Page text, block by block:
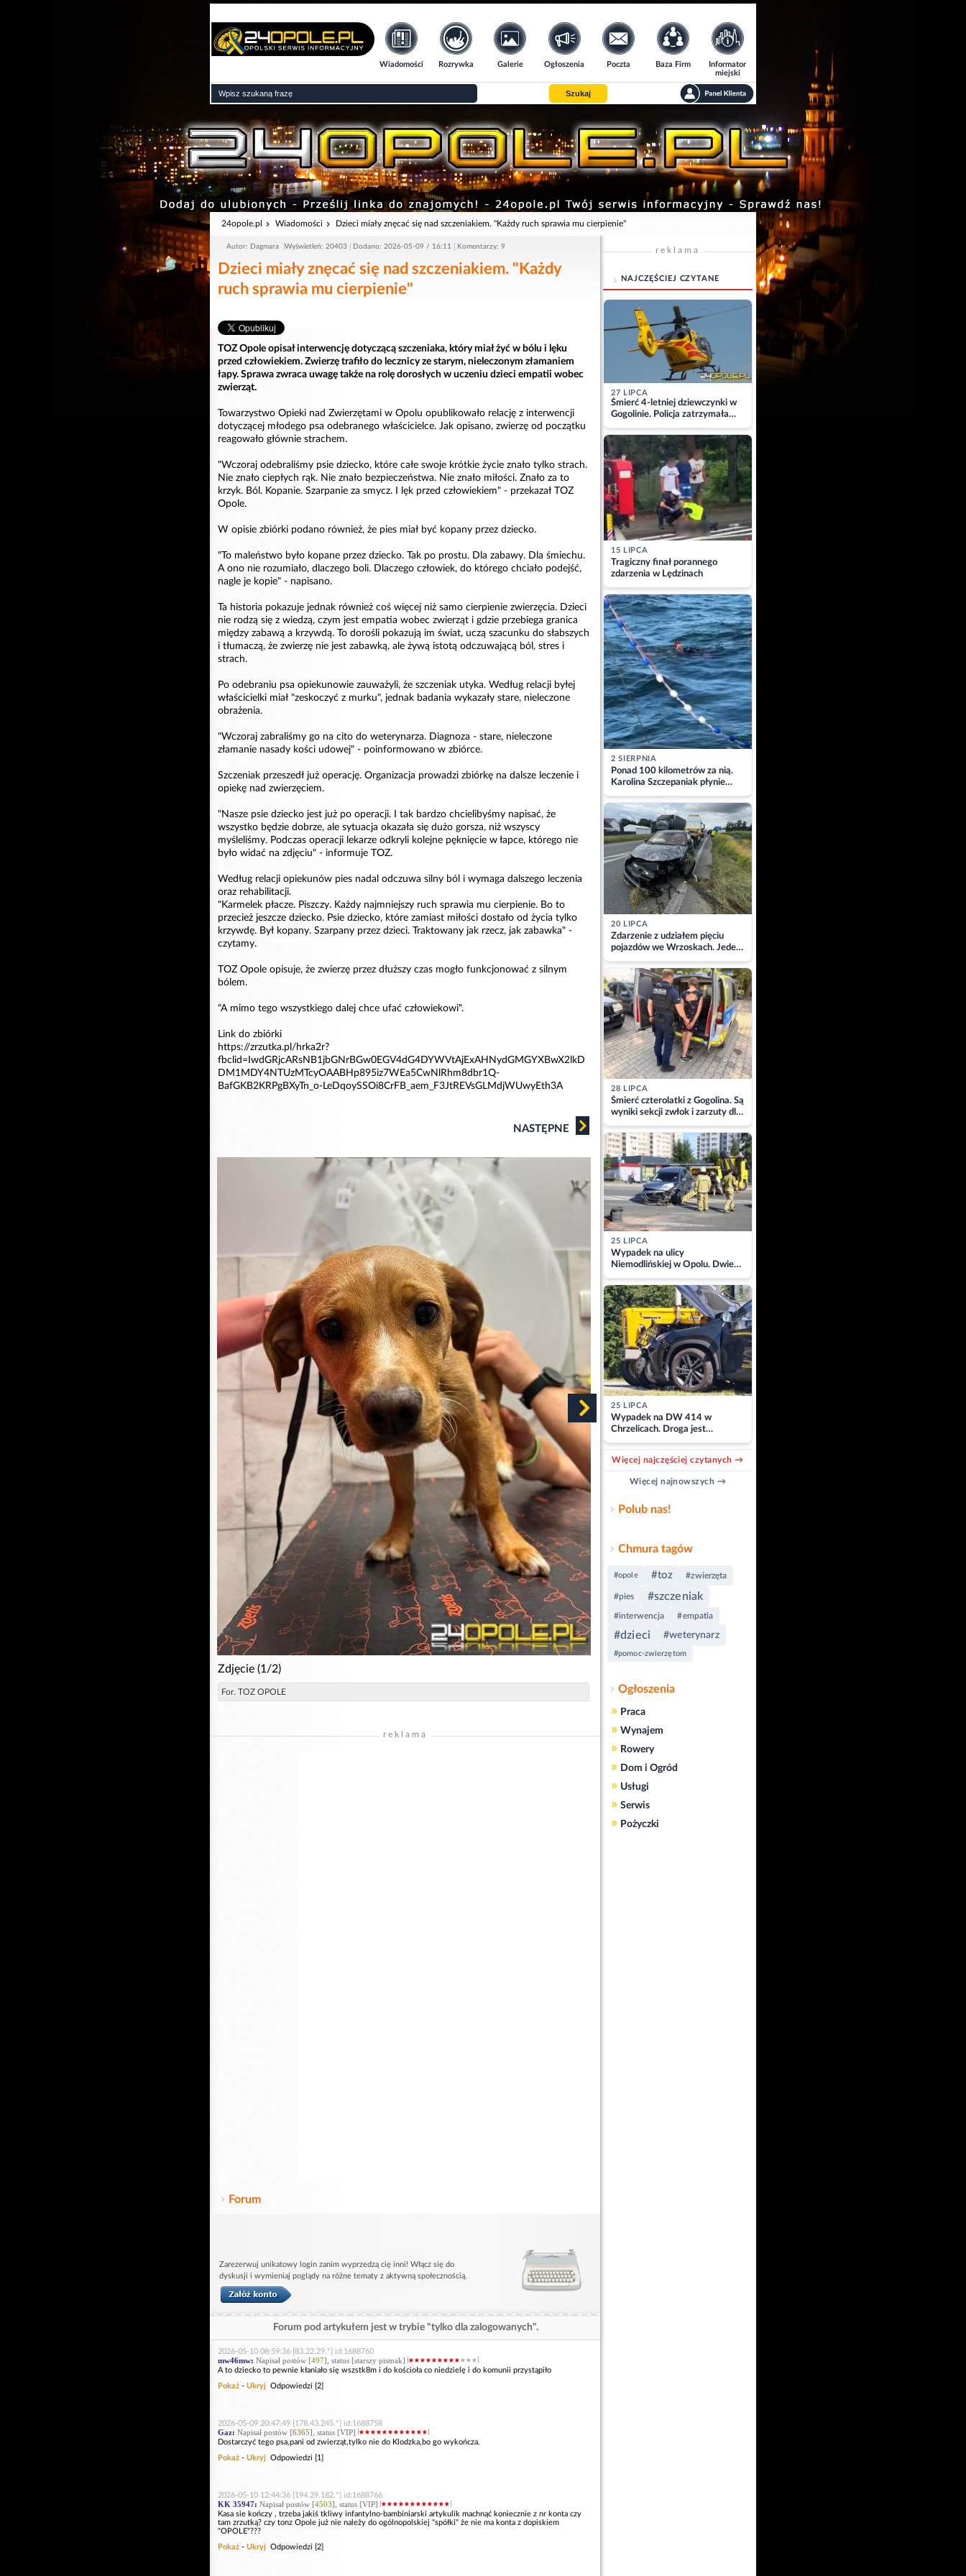
Wiadomości Rozrywka Galerie Ogłoszenia Poczta Baza Firm
Informator
miejski
Szukaj
24opole.pl Wiadomości Dzieci miały znęcać się nad szczeniakiem. "Każdy ruch sprawia mu cierpienie"
Autor: Dagmara Wyświetleń: 20403 Dodano: 2026-05-09 / 16:11 Komentarzy: 9
Dzieci miały znęcać się nad szczeniakiem. "Każdy
ruch sprawia mu cierpienie"
TOZ Opole opisał interwencję dotyczącą szczeniaka, który miał żyć w bólu i lęku
przed człowiekiem. Zwierzę trafiło do lecznicy ze starym, nieleczonym złamaniem
łapy. Sprawa zwraca uwagę także na rolę dorosłych w uczeniu dzieci empatii wobec
zwierząt.
Towarzystwo Opieki nad Zwierzętami w Opolu opublikowało relację z interwencji
dotyczącej młodego psa odebranego właścicielce. Jak opisano, zwierzę od początku
reagowało głównie strachem.
"Wczoraj odebraliśmy psie dziecko, które całe swoje krótkie życie znało tylko strach.
Nie znało ciepłych rąk. Nie znało bezpieczeństwa. Nie znało miłości. Znało za to
krzyk. Ból. Kopanie. Szarpanie za smycz. I lęk przed człowiekiem" - przekazał TOZ
Opole.
W opisie zbiórki podano również, że pies miał być kopany przez dziecko.
"To maleństwo było kopane przez dziecko. Tak po prostu. Dla zabawy. Dla śmiechu.
A ono nie rozumiało, dlaczego boli. Dlaczego człowiek, do którego chciało podejść,
nagle je kopie" - napisano.
Ta historia pokazuje jednak również coś więcej niż samo cierpienie zwierzęcia. Dzieci
nie rodzą się z wiedzą, czym jest empatia wobec zwierząt i gdzie przebiega granica
między zabawą a krzywdą. To dorośli pokazują im świat, uczą szacunku do słabszych
i tłumaczą, że zwierzę nie jest zabawką, ale żywą istotą odczuwającą ból, stres i
strach.
Po odebraniu psa opiekunowie zauważyli, że szczeniak utyka. Według relacji byłej
właścicielki miał "zeskoczyć z murku", jednak badania wykazały stare, nieleczone
obrażenia.
"Wczoraj zabraliśmy go na cito do weterynarza. Diagnoza - stare, nieleczone
złamanie nasady kości udowej" - poinformowano w zbiórce.
Szczeniak przeszedł już operację. Organizacja prowadzi zbiórkę na dalsze leczenie i
opiekę nad zwierzęciem.
"Nasze psie dziecko jest już po operacji. I tak bardzo chcielibyśmy napisać, że
wszystko będzie dobrze, ale sytuacja okazała się dużo gorsza, niż wszyscy
myśleliśmy. Podczas operacji lekarze odkryli kolejne pęknięcie w łapce, którego nie
było widać na zdjęciu" - informuje TOZ.
Według relacji opiekunów pies nadal odczuwa silny ból i wymaga dalszego leczenia
oraz rehabilitacji.
"Karmelek płacze. Piszczy. Każdy najmniejszy ruch sprawia mu cierpienie. Bo to
przecież jeszcze dziecko. Psie dziecko, które zamiast miłości dostało od życia tylko
krzywdę. Był kopany. Szarpany przez dzieci. Traktowany jak rzecz, jak zabawka" -
czytamy.
TOZ Opole opisuje, że zwierzę przez dłuższy czas mogło funkcjonować z silnym
bólem.
"A mimo tego wszystkiego dalej chce ufać człowiekowi".
Link do zbiórki
https://zrzutka.pl/hrka2r?
fbclid=IwdGRjcARsNB1jbGNrBGw0EGV4dG4DYWVtAjExAHNydGMGYXBwX2lkD
DM1MDY4NTUzMTcyOAABHp895iz7WEa5CwNlRhm8dbr1Q-
BafGKB2KRPgBXyTn_o-LeDqoySSOi8CrFB_aem_F3JtREVsGLMdjWUwyEth3A
NASTĘPNE
Zdjęcie (1/2)
For. TOZ OPOLE
reklama
Forum
Zarezerwuj unikatowy login zanim wyprzedzą cię inni! Włącz się do
dyskusji i wymieniaj poglądy na różne tematy z aktywną społecznością.
Forum pod artykułem jest w trybie "tylko dla zalogowanych".
2026-05-10 08:59:36 [83.22.29.*] id:1688760
mw46mw: Napisał postów [497], status [starszy pismak]
A to dziecko to pewnie kłaniało się wszstk8m i do kościoła co niedzielę i do komunii przystąpiło
Pokaż - Ukryj Odpowiedzi [2]
2026-05-09 20:47:49 [178.43.245.*] id:1688758
Gaz: Napisał postów [6365], status [VIP]
Dostarczyć tego psa,pani od zwierząt,tylko nie do Klodzka,bo go wykończa.
Pokaż - Ukryj Odpowiedzi [1]
2026-05-10 12:44:36 [194.29.182.*] id:1688766
KK 35947: Napisał postów [4503], status [VIP]
Kasa sie kończy , trzeba jakiś tkliwy infantylno-bambiniarski artykulik machnąć koniecznie z nr konta czy
tam zrzutką? czy tonz Opole już nie należy do ogólnopolskiej "spółki" że nie ma konta z dopiskiem
"OPOLE"???
Pokaż - Ukryj Odpowiedzi [2]
reklama
NAJCZĘŚCIEJ CZYTANE
27 LIPCA
Śmierć 4-letniej dziewczynki w
Gogolinie. Policja zatrzymała
matkę
15 LIPCA
Tragiczny finał porannego
zdarzenia w Lędzinach
2 SIERPNIA
Ponad 100 kilometrów za nią.
Karolina Szczepaniak płynie
przez Bałtyk dla Piotra.
Aktualizacja
20 LIPCA
Zdarzenie z udziałem pięciu
pojazdów we Wrzoskach. Jeden
z kierowców zabrany w
kajdankach
28 LIPCA
Śmierć czterolatki z Gogolina. Są
wyniki sekcji zwłok i zarzuty dla
matki
25 LIPCA
Wypadek na ulicy
Niemodlińskiej w Opolu. Dwie
osoby w szpitalu
25 LIPCA
Wypadek na DW 414 w
Chrzelicach. Droga jest
zablokowana
Więcej najczęściej czytanych →
Więcej najnowszych →
Polub nas!
Chmura tagów
#opole #toz #zwierzęta
#pies #szczeniak
#interwencja #empatia
#dzieci #weterynarz
#pomoc-zwierzętom
Ogłoszenia
» Praca
» Wynajem
» Rowery
» Dom i Ogród
» Usługi
» Serwis
» Pożyczki